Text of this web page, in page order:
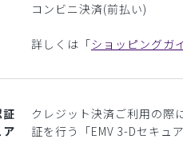
コンビニ決済(前払い)
詳しくは「ショッピングガ
ア
クレジット決済ご利用の際
証を行う「EMV 3-Dセキュ